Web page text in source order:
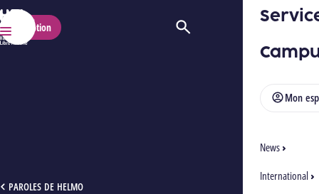
HELMo
Menu
Mon
News
International
Inscription Ouvrir/Fermer la recherche
PAROLES DE HELMO
PARCOURS D'ALUMNI - ILVA GODROLI